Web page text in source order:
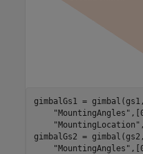
gimbalGs1 =
"MountingAngles"
"MountingLocation"
gimbalGs2 =
"MountingAngles"